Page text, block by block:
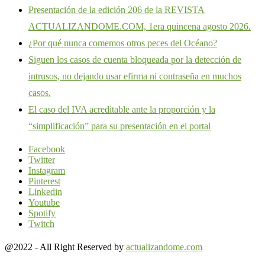
Presentación de la edición 206 de la REVISTA
ACTUALIZANDOME.COM, 1era quincena agosto 2026.
¿Por qué nunca comemos otros peces del Océano?
Siguen los casos de cuenta bloqueada por la detección de
intrusos, no dejando usar efirma ni contraseña en muchos
casos.
El caso del IVA acreditable ante la proporción y la
“simplificación” para su presentación en el portal
Facebook
Twitter
Instagram
Pinterest
Linkedin
Youtube
Spotify
Twitch
@2022 - All Right Reserved by actualizandome.com